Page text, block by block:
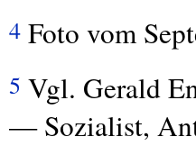
4 Foto vom
5 Vgl. Gerald
— Sozialist,